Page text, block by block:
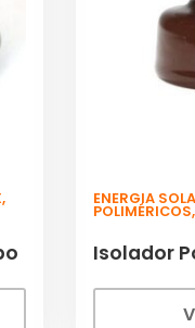
, ENERGIA
POLIMÉRICOS,
Isolador